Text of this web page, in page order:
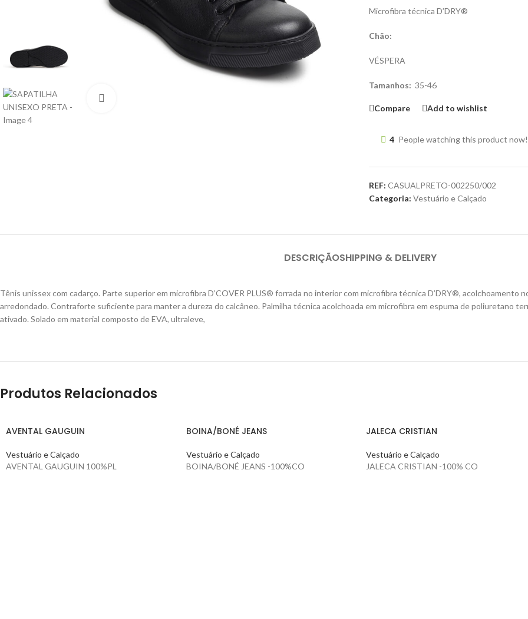
Microfibra técnica D’DRY®
Chão:
VÉSPERA
Tamanhos: 35-46
Compare Add to wishlist
4 People watching this product now!
REF: CASUALPRETO-002250/002
Categoria: Vestuário e Calçado
DESCRIÇÃOSHIPPING & DELIVERY
Tênis unissex com cadarço. Parte superior em microfibra D’COVER PLUS® forrada no interior com microfibra técnica D’DRY®, acolchoamento
arredondado. Contraforte suficiente para manter a dureza do calcâneo. Palmilha técnica acolchoada em microfibra em espuma de poliuretano
ativado. Solado em material composto de EVA, ultraleve,
Produtos Relacionados
AVENTAL GAUGUIN
Vestuário e Calçado
AVENTAL GAUGUIN 100%PL
BOINA/BONÉ JEANS
Vestuário e Calçado
BOINA/BONÉ JEANS -100%CO
JALECA CRISTIAN
Vestuário e Calçado
JALECA CRISTIAN -100% CO